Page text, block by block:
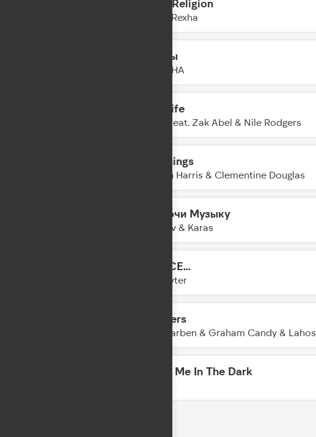
New Religion
Bebe Rexha
Тайны
DAASHA
For Life
Kygo feat. Zak Abel & Nile Rodgers
Blessings
Calvin Harris & Clementine Douglas
Включи Музыку
Filatov & Karas
DANCE...
Slayyyter
Flowers
Alle Farben & Graham Candy & Lahos
Meet Me In The Dark